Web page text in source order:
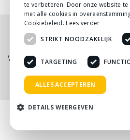
Nog niet helemaal gevonden
onze
Wij adviseren je graag via telefoon,
koffie!
te verbeteren. Door onze website te
met alle cookies in
Cookiebeleid. Lees verder
STRIKT NOODZAKELIJK
TARGETING
ALLES ACCEPTEREN
DETAILS WEERGEVEN